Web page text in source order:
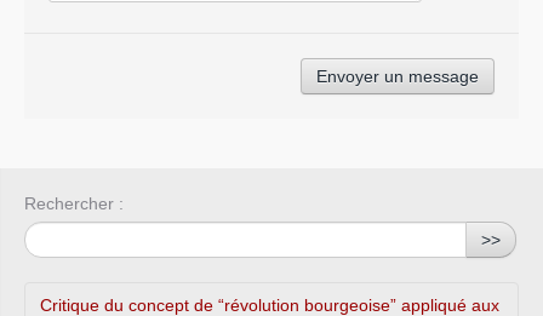
Rechercher :
>>
Critique du concept de “révolution bourgeoise” appliqué aux